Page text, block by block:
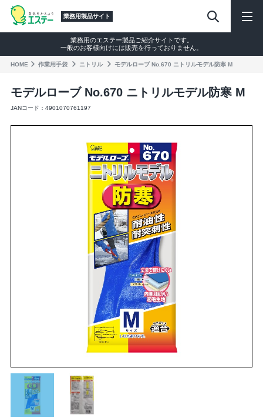
業務用製品サイト
業務用のエステー製品ご紹介サイトです。
一般のお客様向けには販売を行っておりません。
HOME 作業⽤⼿袋 ニトリル モデルローブ No.670 ニトリルモデル防寒 M
モデルローブ No.670 ニトリルモデル防寒 M
JANコード：4901070761197